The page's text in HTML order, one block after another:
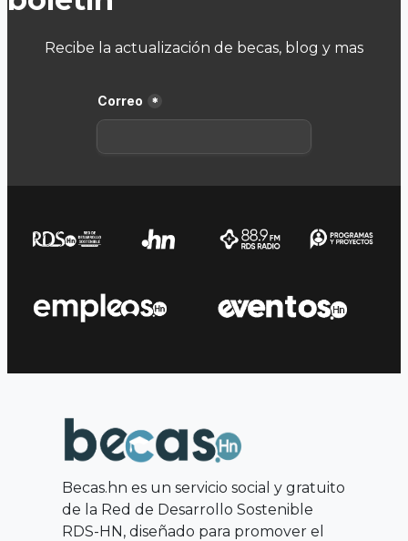
Recibe la actualización de becas, blog y mas
Becas.hn es un servicio social y gratuito
de la Red de Desarrollo Sostenible
RDS-HN, diseñado para promover el